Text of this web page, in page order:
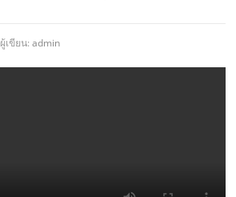
ผู้เขียน:admin